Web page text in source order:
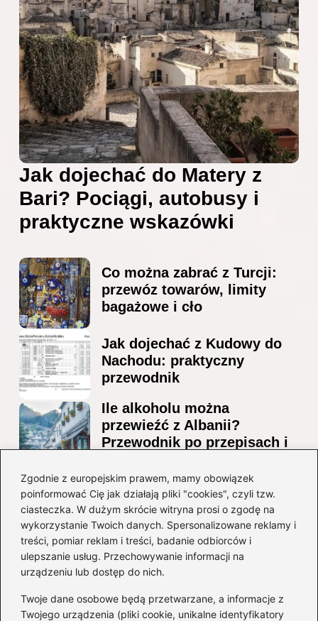
Zgodnie z europejskim prawem, mamy obowiązek
poinformować Cię jak działają pliki "cookies", czyli tzw.
ciasteczka. W dużym skrócie witryna prosi o zgodę na
wykorzystanie Twoich danych. Spersonalizowane reklamy i
treści, pomiar reklam i treści, badanie odbiorców i
ulepszanie usług. Przechowywanie informacji na
urządzeniu lub dostęp do nich.
Twoje dane osobowe będą przetwarzane, a informacje z
Twojego urządzenia (pliki cookie, unikalne identyfikatory
Jak dojechać do Matery z
Bari? Pociągi, autobusy i
praktyczne wskazówki
Co można zabrać z Turcji:
przewóz towarów, limity
bagażowe i cło
Jak dojechać z Kudowy do
Nachodu: praktyczny
przewodnik
Ile alkoholu można
przewieźć z Albanii?
Przewodnik po przepisach i
Ile alkoholu można legalnie
przesłać przez granicę do
Czech?
Kategorie
Ciekawostki(8)